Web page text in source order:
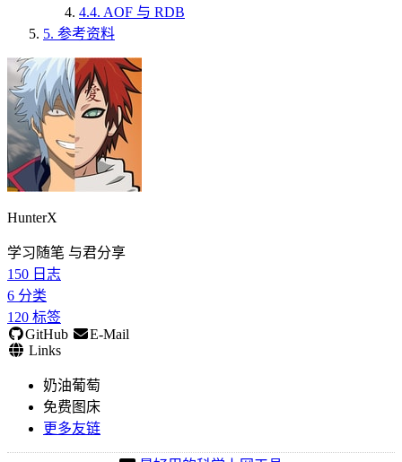
4.4. AOF 与 RDB
5. 参考资料
HunterX
学习随笔 与君分享
150 日志
6 分类
120 标签
GitHub
E-Mail
Links
奶油葡萄
免费图床
更多友链